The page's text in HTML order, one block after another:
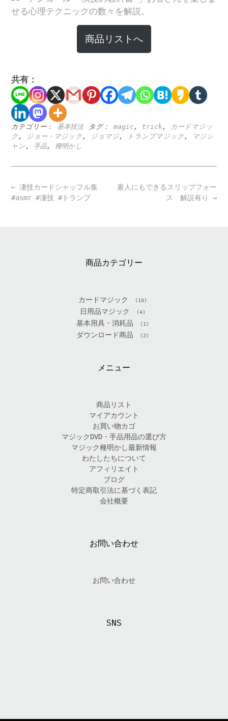
商品リストへ
共有：
カテゴリー： 基本技法 タグ： magic , trick ,
カードマジッ
ク , ジョー・マジック , ジョマジ, トランプマジック ,
マジシ
ャン, 手品, 種明かし
Post
navigation
素人にもできるスリップフォー
ス 解説有り →
← 凄技カードシャッフル集
#asmr #凄技 #トランプ
商品カテゴリー
カードマジック (10)
日用品マジック (4)
基本用具・消耗品 (1)
ダウンロード商品 (2)
メニュー
商品リスト
マイアカウント
お買い物カゴ
マジックDVD・手品用品の選び方
マジック種明かし最新情報
わたしたちについて
アフィリエイト
ブログ
特定商取引法に基づく表記
会社概要
お問い合わせ
お問い合わせ
SNS